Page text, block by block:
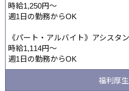
時給1,250円～
週1日の勤務からOK
《パート・アルバイト》アシスタ
時給1,114円～
週1日の勤務からOK
福利厚生